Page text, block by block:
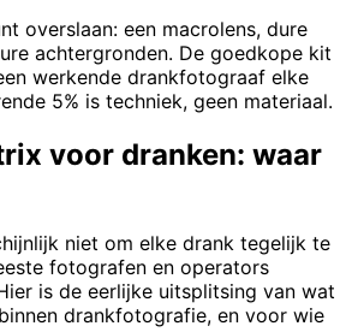
overslaan: een macrolens, dure
achtergronden. De goedkope kit
werkende drankfotograaf elke
5% is techniek, geen materiaal.
voor dranken: waar
niet om elke drank tegelijk te
fotografen en operators
is de eerlijke uitsplitsing van wat
drankfotografie, en voor wie